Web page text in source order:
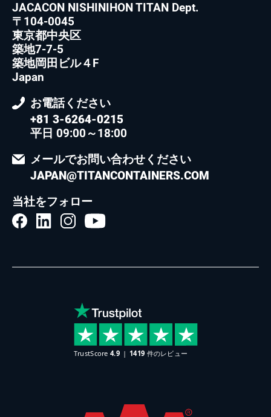
JACACON NISHINIHON TITAN Dept.
〒104-0045
東京都中央区
築地7-7-5
築地岡田ビル４F
Japan
お電話ください
+81 3-6264-0215
平日 09:00～18:00
メールでお問い合わせください
JAPAN@TITANCONTAINERS.COM
当社をフォロー